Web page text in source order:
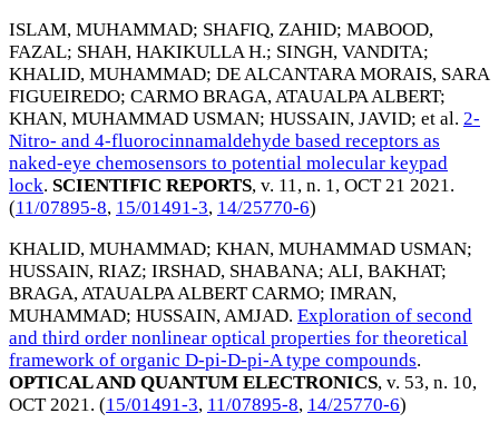
ISLAM, MUHAMMAD; SHAFIQ, ZAHID; MABOOD,
FAZAL; SHAH, HAKIKULLA H.; SINGH, VANDITA;
KHALID, MUHAMMAD; DE ALCANTARA MORAIS, SARA
FIGUEIREDO; CARMO BRAGA, ATAUALPA ALBERT;
KHAN, MUHAMMAD USMAN; HUSSAIN, JAVID; et al. 2-
Nitro- and 4-fluorocinnamaldehyde based receptors as
naked-eye chemosensors to potential molecular keypad
lock. SCIENTIFIC REPORTS, v. 11, n. 1, OCT 21 2021 .
(11/07895-8, 15/01491-3, 14/25770-6)
KHALID, MUHAMMAD; KHAN, MUHAMMAD USMAN;
HUSSAIN, RIAZ; IRSHAD, SHABANA; ALI, BAKHAT;
BRAGA, ATAUALPA ALBERT CARMO; IMRAN,
MUHAMMAD; HUSSAIN, AMJAD. Exploration of second
and third order nonlinear optical properties for theoretical
framework of organic D-pi-D-pi-A type compounds.
OPTICAL AND QUANTUM ELECTRONICS, v. 53, n. 10,
OCT 2021 . (15/01491-3, 11/07895-8, 14/25770-6)